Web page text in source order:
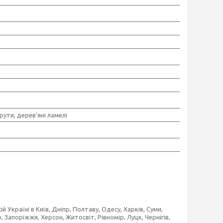
дерев'яні ламелі
Україні в Київ, Дніпр, Полтаву, Одесу, Харків, Суми,
Херсон, Житосвіт, Рівномір, Луцк, Чернігів,